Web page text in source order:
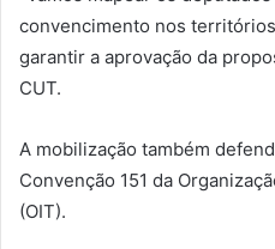
convencimento nos
garantir a aprovação da
CUT.
A mobilização também
Convenção 151 da
(OIT).